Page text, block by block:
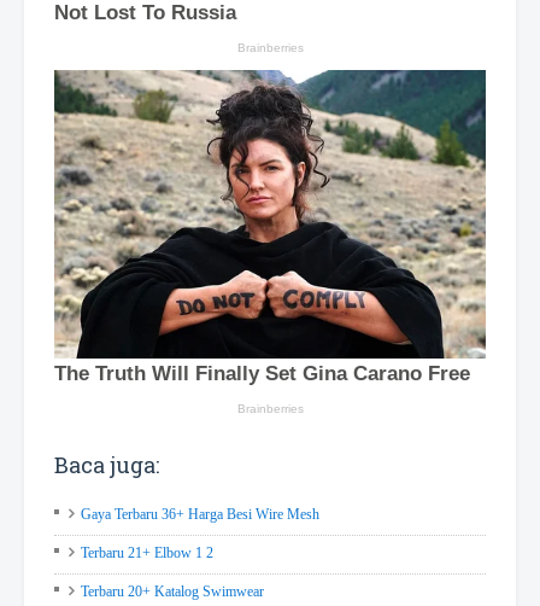
Baca juga:
Gaya Terbaru 36+ Harga Besi Wire Mesh
Terbaru 21+ Elbow 1 2
Terbaru 20+ Katalog Swimwear